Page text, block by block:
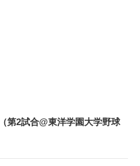
第2試合@東洋学園大学野球